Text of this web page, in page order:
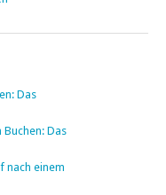
Das
Das
nach einem